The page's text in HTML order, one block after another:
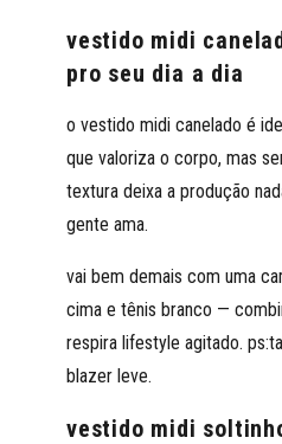
vestido midi
pro seu dia a dia
o vestido midi canelado é
que valoriza o corpo, mas
textura deixa a produção
gente ama.
vai bem demais com uma
cima e tênis branco —
respira lifestyle agitado.
blazer leve.
vestido midi